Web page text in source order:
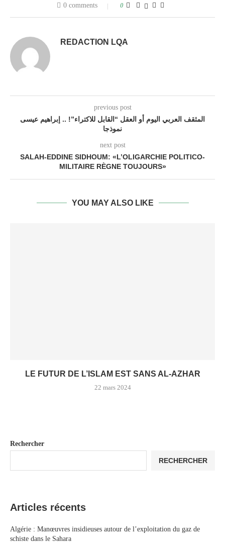
0 comments 0
REDACTION LQA
previous post
المثقف العربي اليوم أو العقل “القابل للاكتراء”! .. إبراهيم عيسى
نموذجا
next post
SALAH-EDDINE SIDHOUM: «L’OLIGARCHIE POLITICO-
MILITAIRE RÈGNE TOUJOURS»
YOU MAY ALSO LIKE
LE FUTUR DE L’ISLAM EST SANS AL-AZHAR
22 mars 2024
Rechercher
RECHERCHER
Articles récents
Algérie : Manœuvres insidieuses autour de l’exploitation du gaz de
schiste dans le Sahara